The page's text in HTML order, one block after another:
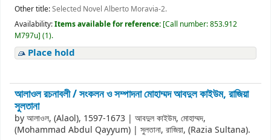
Other title:Selected Novel Alberto Moravia-2.
Availability:Items available for reference: [Call number:853.912
M797u] (1).
Place hold
আলাওল রচনাবলী /সংকলন ও সম্পাদনা মোহাম্মদ আবদুল কাইউম, রাজিয়া
সুলতানা
byআলাওল, (Alaol), 1597-1673 | আবদুল কাইউম, মোহাম্মদ,
(Mohammad Abdul Qayyum) | সুলতানা, রাজিয়া, (Razia Sultana).